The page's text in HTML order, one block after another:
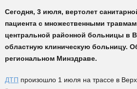
Сегодня, 3 июля, вертолет
пациента с множественными
центральной районной больницы в
областную клиническую больницу.
региональном Минздраве.
ДТП произошло 1 июля на трассе в